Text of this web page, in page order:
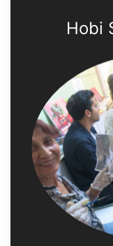
Hobi